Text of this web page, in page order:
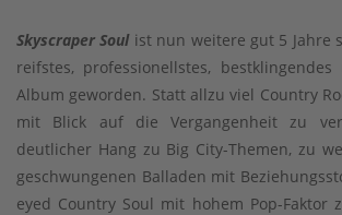
Skyscraper Soulist nun weitere gut 5 Jahre
reifstes, professionellstes,
Album geworden. Statt allzu viel Country
mit Blick auf die Vergangenheit zu
deutlicher Hang zu Big City-Themen, zu
geschwungenen Balladen mit
eyed Country Soul mit hohem Pop-Faktor